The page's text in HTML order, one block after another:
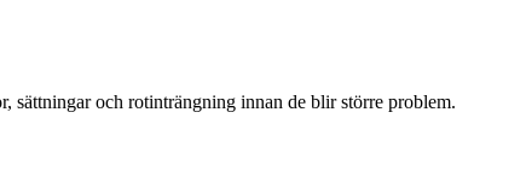
sättningar och rotinträngning innan de blir större problem.